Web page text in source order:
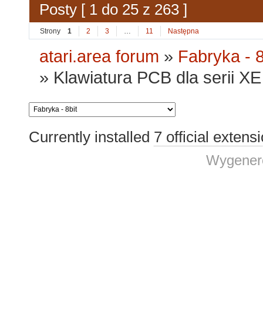
Posty [ 1 do 25 z 263 ]
Strony 1 2 3 11 Następna
atari.area forum » Fabryka -
» Klawiatura PCB dla serii
Currently installed 7 official